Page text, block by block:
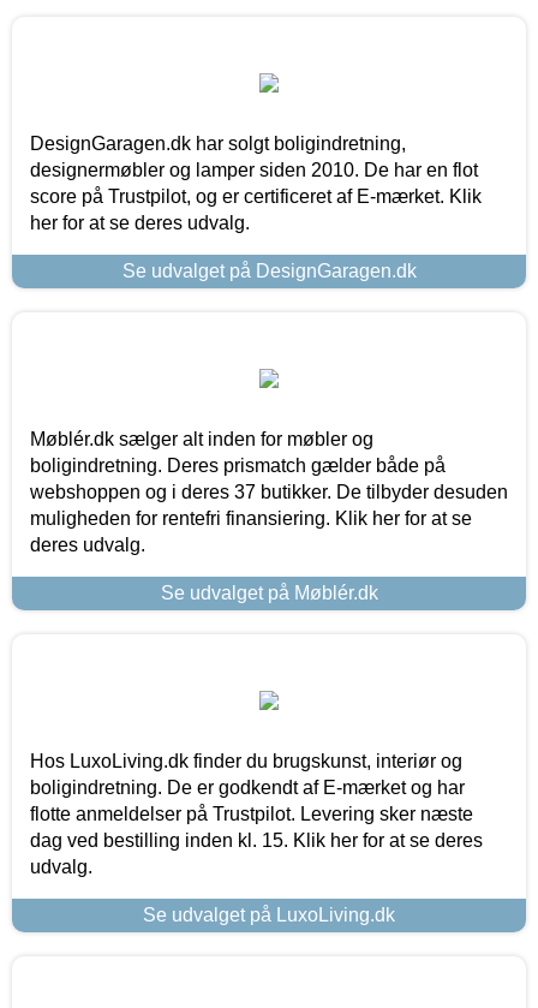
DesignGaragen.dk har solgt boligindretning,
designermøbler og lamper siden 2010. De har en flot
score på Trustpilot, og er certificeret af E-mærket. Klik
her for at se deres udvalg.
Se udvalget på DesignGaragen.dk
Møblér.dk sælger alt inden for møbler og
boligindretning. Deres prismatch gælder både på
webshoppen og i deres 37 butikker. De tilbyder desuden
muligheden for rentefri finansiering. Klik her for at se
deres udvalg.
Se udvalget på Møblér.dk
Hos LuxoLiving.dk finder du brugskunst, interiør og
boligindretning. De er godkendt af E-mærket og har
flotte anmeldelser på Trustpilot. Levering sker næste
dag ved bestilling inden kl. 15. Klik her for at se deres
udvalg.
Se udvalget på LuxoLiving.dk